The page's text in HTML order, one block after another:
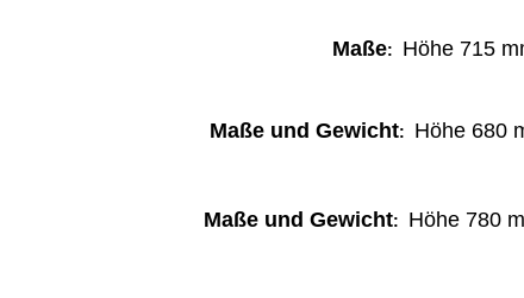
Maße: Höhe 715
Maße und Gewicht: Höhe680
Maße und Gewicht: Höhe 780